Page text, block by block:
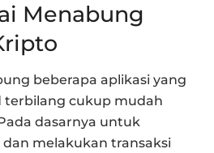
Menabung
beberapa aplikasi yang
terbilang cukup mudah
dasarnya untuk
melakukan transaksi